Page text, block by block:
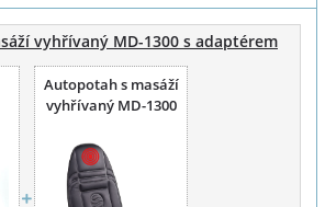
vyhřívaný MD-1300 s adaptérem
Autopotah s masáží
vyhřívaný MD-1300